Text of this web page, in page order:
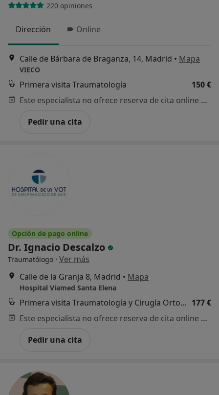
220 opiniones
Dirección Online
Calle de Bárbara de Braganza, 14, Madrid • Mapa
VIECO
Primera visita Traumatología
150 €
Este especialista no ofrece reserva de cita online en esta dirección.
Pedir una cita
Opción de pago online
Dr. Ignacio Descalzo
Traumatólogo · Ver más
Calle de la Granja 8, Madrid • Mapa
Hospital Viamed Santa Elena
Primera visita Traumatología y Cirugía Ortopédica 177 €
Este especialista no ofrece reserva de cita online en esta dirección.
Pedir una cita